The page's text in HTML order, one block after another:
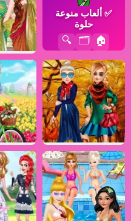
✅ ألعاب منوعة
حلوة
🏠
🗂️
🔍